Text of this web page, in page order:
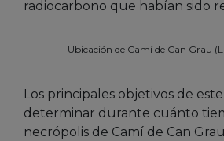
radiocarbono que habían sido
Ubicación de Camí de Can Grau
Los principales objetivos de
determinar durante cuánto
necrópolis de Camí de Can